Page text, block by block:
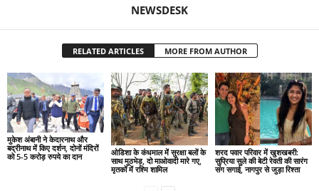
NEWSDESK
RELATED ARTICLES MORE FROM AUTHOR
मुकेश अंबानी ने केदारनाथ और
बद्रीनाथ में किए दर्शन, दोनों मंदिरों
को 5-5 करोड़ रुपये का दान
ओडिशा के कंधमाल में सुरक्षा बलों के
साथ मुठभेड़, दो माओवादी मारे गए,
मृतकों में रश्मि शामिल
शरद पवार परिवार में खुशखबरी:
सुप्रिया सुले की बेटी रेवती की सारंग
संग सगाई, नागपुर से जुड़ा रिश्ता